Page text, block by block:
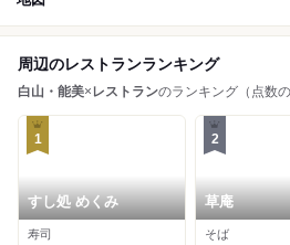
周辺のレストランランキング
白山・能美× レストランのランキング（点数
1
すし処 めくみ
寿司
2
草庵
そば